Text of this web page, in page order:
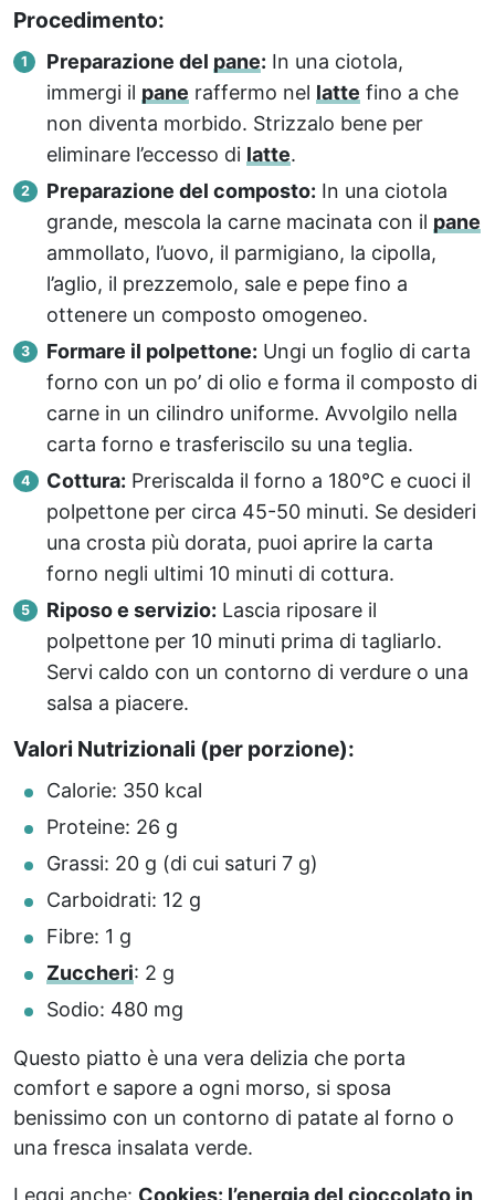
Procedimento:
Preparazione del pane: In una ciotola,
immergi il pane raffermo nel latte fino a che
non diventa morbido. Strizzalo bene per
eliminare l’eccesso di latte.
Preparazione del composto: In una ciotola
grande, mescola la carne macinata con il pane
ammollato, l’uovo, il parmigiano, la cipolla,
l’aglio, il prezzemolo, sale e pepe fino a
ottenere un composto omogeneo.
Formare il polpettone: Ungi un foglio di carta
forno con un po’ di olio e forma il composto di
carne in un cilindro uniforme. Avvolgilo nella
carta forno e trasferiscilo su una teglia.
Cottura: Preriscalda il forno a 180°C e cuoci il
polpettone per circa 45-50 minuti. Se desideri
una crosta più dorata, puoi aprire la carta
forno negli ultimi 10 minuti di cottura.
Riposo e servizio: Lascia riposare il
polpettone per 10 minuti prima di tagliarlo.
Servi caldo con un contorno di verdure o una
salsa a piacere.
Valori Nutrizionali (per porzione):
Calorie: 350 kcal
Proteine: 26 g
Grassi: 20 g (di cui saturi 7 g)
Carboidrati: 12 g
Fibre: 1 g
Zuccheri: 2 g
Sodio: 480 mg
Questo piatto è una vera delizia che porta
comfort e sapore a ogni morso, si sposa
benissimo con un contorno di patate al forno o
una fresca insalata verde.
Leggi anche: Cookies: l’energia del cioccolato in